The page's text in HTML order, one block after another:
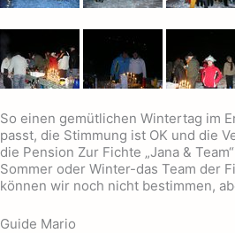
So einen gemütlichen Wintertag im
passt, die Stimmung ist OK und die
die Pension Zur Fichte „Jana &
Sommer oder Winter-das Team der
können wir noch nicht bestimmen,
Guide Mario